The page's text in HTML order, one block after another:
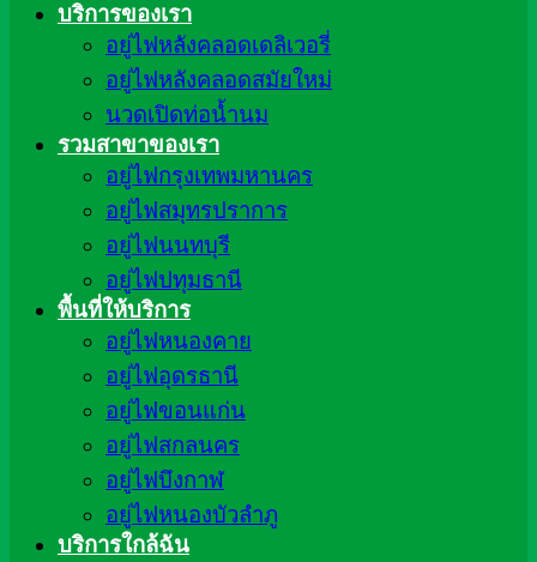
บริการของเรา
อยู่ไฟหลังคลอดเดลิเวอรี่
อยู่ไฟหลังคลอดสมัยใหม่
นวดเปิดท่อน้ำนม
รวมสาขาของเรา
อยู่ไฟกรุงเทพมหานคร
อยู่ไฟสมุทรปราการ
อยู่ไฟนนทบุรี
อยู่ไฟปทุมธานี
พื้นที่ให้บริการ
อยู่ไฟหนองคาย
อยู่ไฟอุดรธานี
อยู่ไฟขอนแก่น
อยู่ไฟสกลนคร
อยู่ไฟบึงกาฬ
อยู่ไฟหนองบัวลำภู
บริการใกล้ฉัน